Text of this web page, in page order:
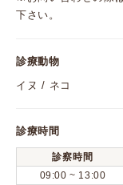
下さい。
診療動物
イヌ / ネコ
診療時間
診察時間
09:00 ~ 13:00